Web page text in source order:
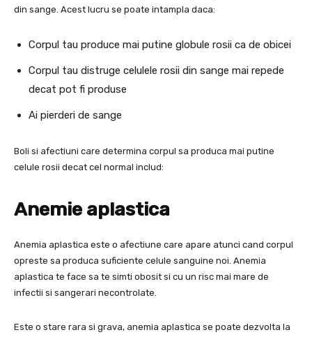
din sange. Acest lucru se poate intampla daca:
Corpul tau produce mai putine globule rosii ca de obicei
Corpul tau distruge celulele rosii din sange mai repede
decat pot fi produse
Ai pierderi de sange
Boli si afectiuni care determina corpul sa produca mai putine
celule rosii decat cel normal includ:
Anemie aplastica
Anemia aplastica este o afectiune care apare atunci cand corpul
opreste sa produca suficiente celule sanguine noi. Anemia
aplastica te face sa te simti obosit si cu un risc mai mare de
infectii si sangerari necontrolate.
Este o stare rara si grava, anemia aplastica se poate dezvolta la